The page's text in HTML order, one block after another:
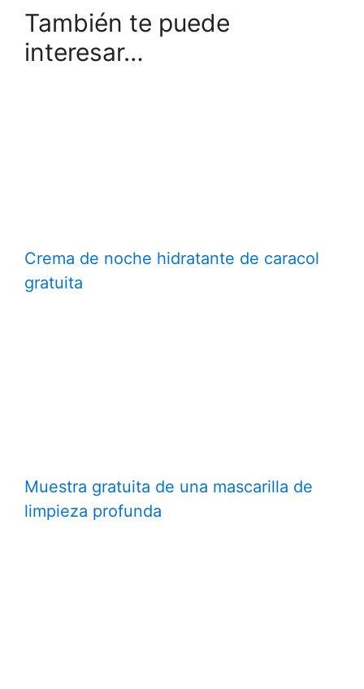
También te puede
interesar…
Crema de noche hidratante de caracol
gratuita
Muestra gratuita de una mascarilla de
limpieza profunda